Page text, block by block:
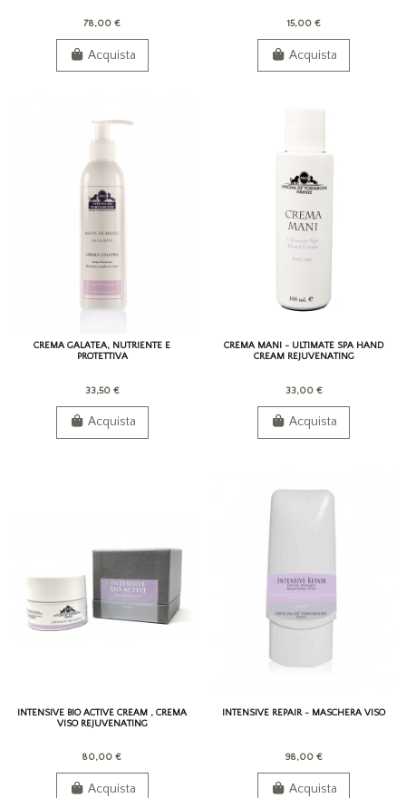
78,00 €
Acquista
15,00 €
Acquista
CREMA GALATEA, NUTRIENTE E
PROTETTIVA
33,50 €
Acquista
CREMA MANI - ULTIMATE SPA HAND
CREAM REJUVENATING
33,00 €
Acquista
INTENSIVE BIO ACTIVE CREAM , CREMA
VISO REJUVENATING
80,00 €
Acquista
INTENSIVE REPAIR - MASCHERA VISO
98,00 €
Acquista